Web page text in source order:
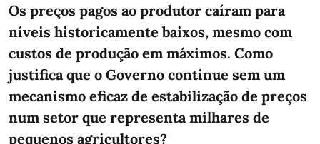
Os preços pagos ao produtor caíram para
níveis historicamente baixos, mesmo com
custos de produção em máximos. Como
justifica que o Governo continue sem um
mecanismo eficaz de estabilização de preços
num setor que representa milhares de
pequenos agricultores?